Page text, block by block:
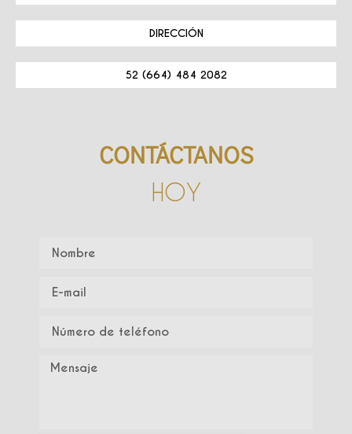
DIRECCIÓN
52 (664) 484 2082
CONTÁCTANOS
HOY